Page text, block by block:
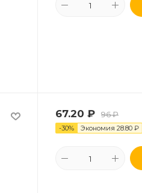
67.20 ₽ 96₽
-30% Экономия 28.80 ₽